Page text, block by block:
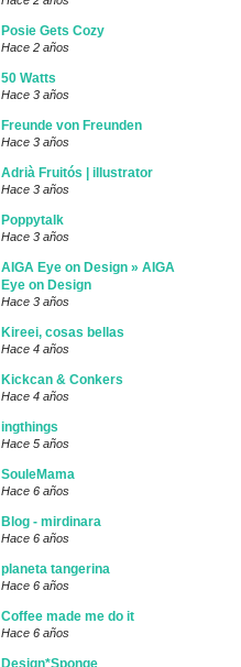
Posie Gets Cozy
Hace 2 años
50 Watts
Hace 3 años
Freunde von Freunden
Hace 3 años
Adrià Fruitós | illustrator
Hace 3 años
Poppytalk
Hace 3 años
AIGA Eye on Design » AIGA
Eye on Design
Hace 3 años
Kireei, cosas bellas
Hace 4 años
Kickcan & Conkers
Hace 4 años
ingthings
Hace 5 años
SouleMama
Hace 6 años
Blog - mirdinara
Hace 6 años
planeta tangerina
Hace 6 años
Coffee made me do it
Hace 6 años
Design*Sponge